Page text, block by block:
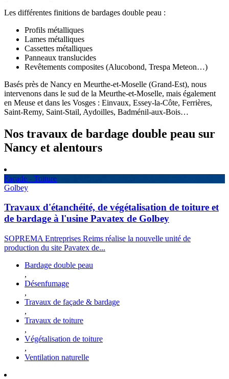
Les différentes finitions de bardages double peau :
Profils métalliques
Lames métalliques
Cassettes métalliques
Panneaux translucides
Revêtements composites (Alucobond, Trespa Meteon…)
Basés près de Nancy en Meurthe-et-Moselle (Grand-Est), nous
intervenons dans le sud de la Meurthe-et-Moselle, mais également
en Meuse et dans les Vosges : Einvaux, Essey-la-Côte, Ferrières,
Saint-Remy, Saint-Stail, Aydoilles, Badménil-aux-Bois…
Nos travaux de bardage double peau sur
Nancy et alentours
Façade - Toiture
Golbey
Travaux d'étanchéité, de végétalisation de toiture et
de bardage à l'usine Pavatex de Golbey
SOPREMA Entreprises Reims réalise la nouvelle unité de
production du site Pavatex de...
Bardage double peau
,
Désenfumage
,
Travaux de façade & bardage
,
Travaux de toiture
,
Végétalisation de toiture
,
Ventilation naturelle